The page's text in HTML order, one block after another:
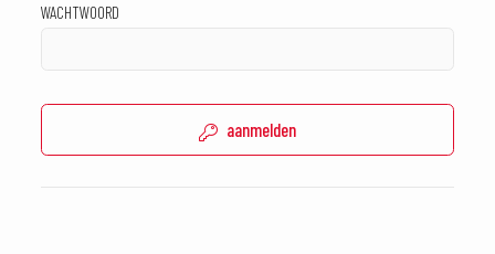
WACHTWOORD
aanmelden